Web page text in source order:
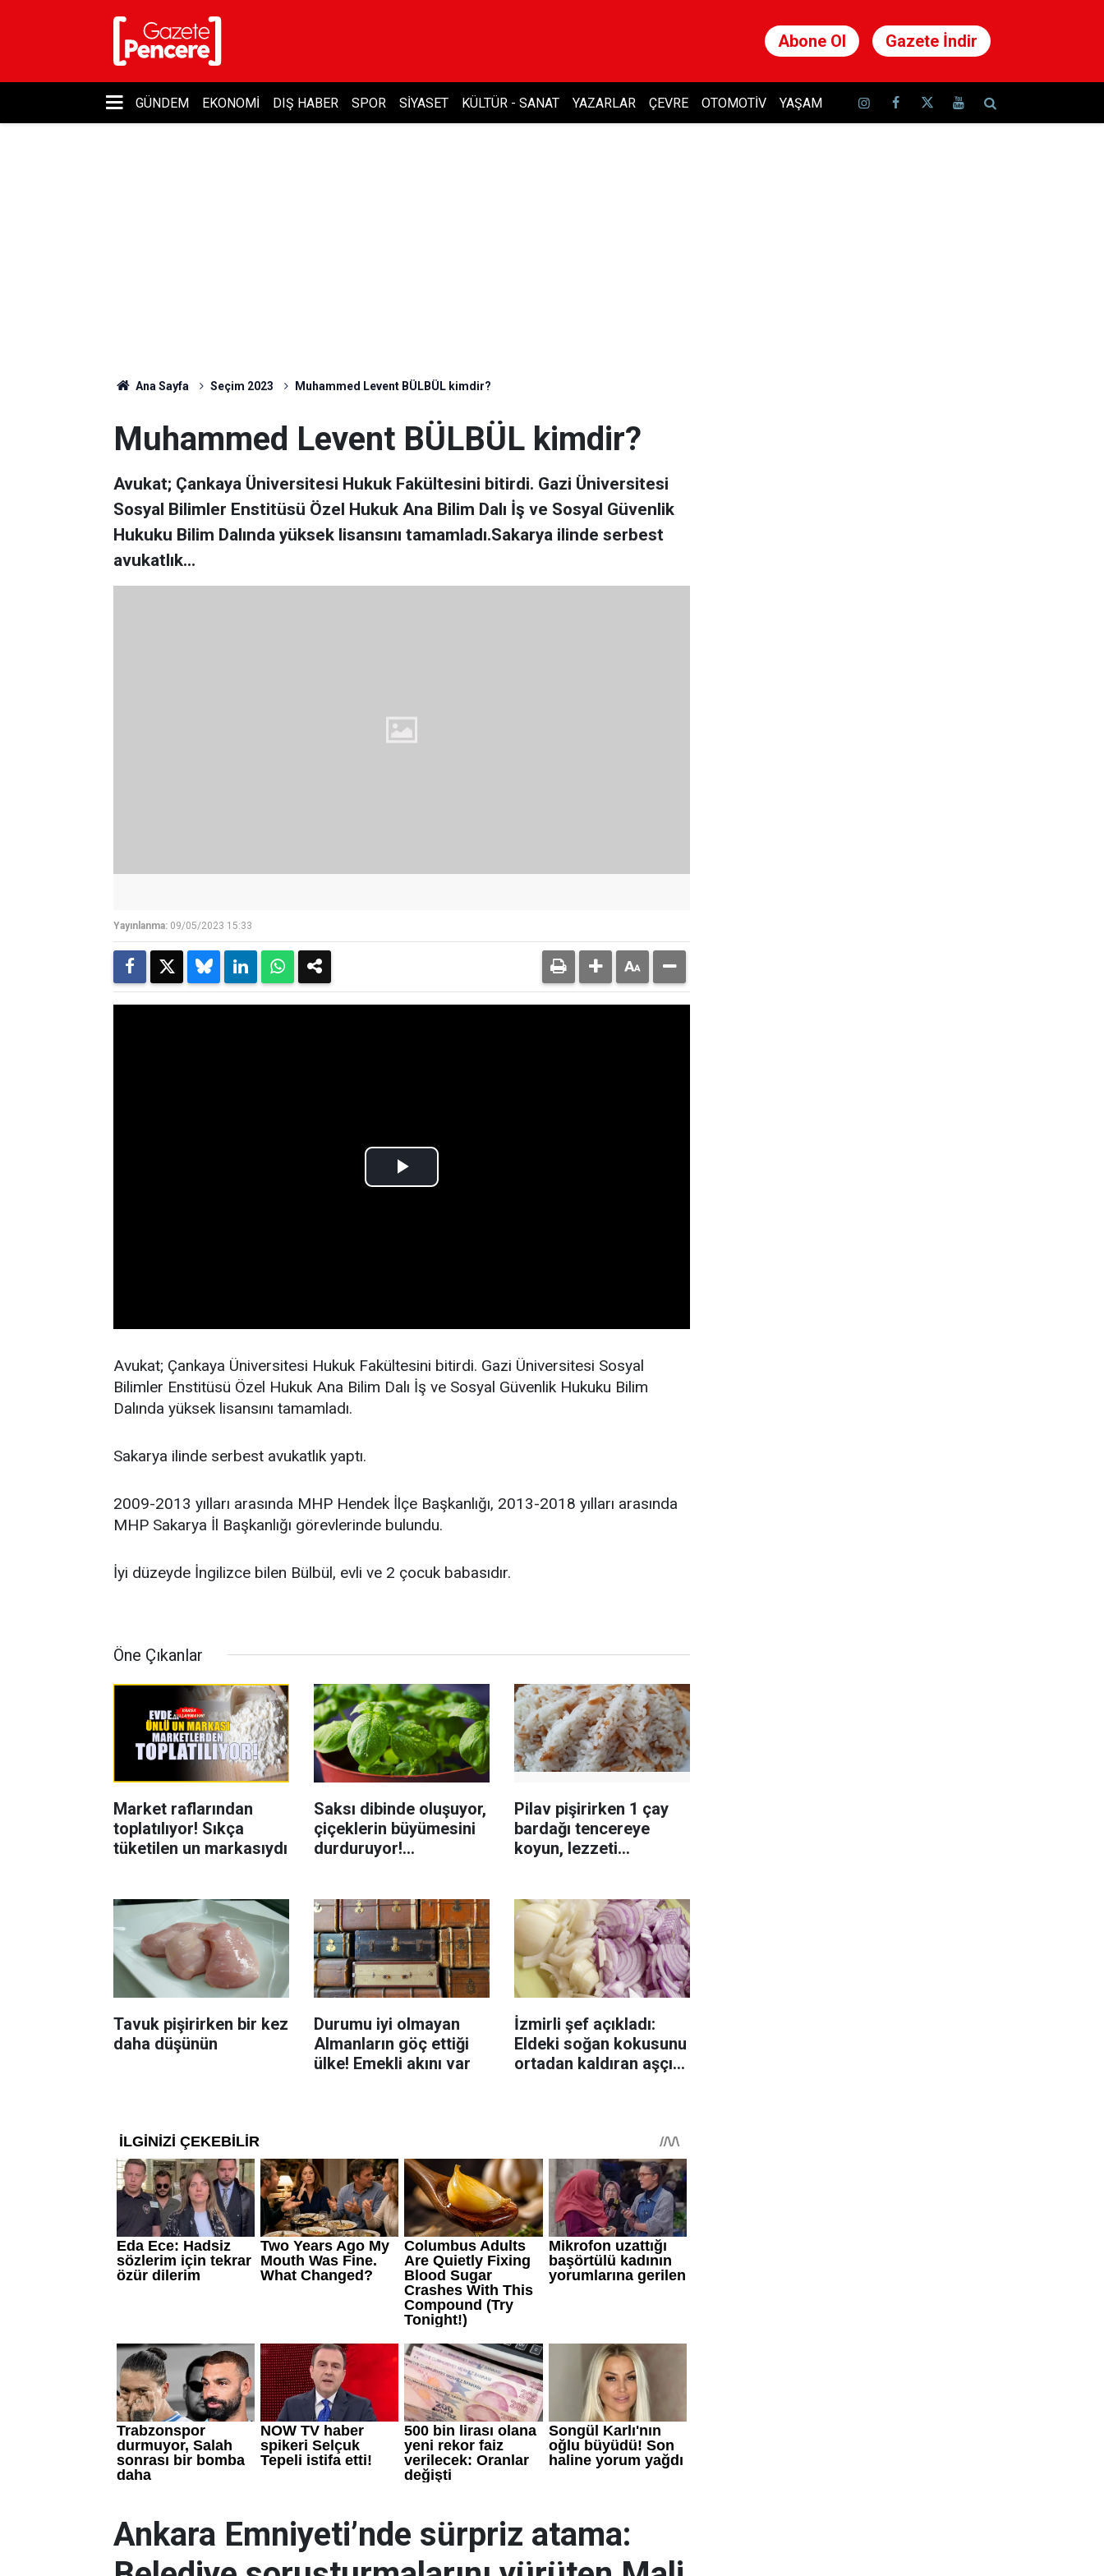
Abone Ol Gazete İndir
GÜNDEM EKONOMI DIŞ HABER SPOR SIYASET KÜLTÜR - SANAT YAZARLAR ÇEVRE OTOMOTIV YAŞAM
Ana Sayfa Seçim 2023 Muhammed Levent BÜLBÜL kimdir?
Muhammed Levent BÜLBÜL kimdir?
Avukat; Çankaya Üniversitesi Hukuk Fakültesini bitirdi. Gazi Üniversitesi
Sosyal Bilimler Enstitüsü Özel Hukuk Ana Bilim Dalı İş ve Sosyal Güvenlik
Hukuku Bilim Dalında yüksek lisansını tamamladı.Sakarya ilinde serbest
avukatlık...
Yayınlanma: 09/05/2023 15:33
Avukat; Çankaya Üniversitesi Hukuk Fakültesini bitirdi. Gazi Üniversitesi Sosyal
Bilimler Enstitüsü Özel Hukuk Ana Bilim Dalı İş ve Sosyal Güvenlik Hukuku Bilim
Dalında yüksek lisansını tamamladı.
Sakarya ilinde serbest avukatlık yaptı.
2009-2013 yılları arasında MHP Hendek İlçe Başkanlığı, 2013-2018 yılları arasında
MHP Sakarya İl Başkanlığı görevlerinde bulundu.
İyi düzeyde İngilizce bilen Bülbül, evli ve 2 çocuk babasıdır.
Öne Çıkanlar
Market raflarından
toplatılıyor! Sıkça
tüketilen un markasıydı
Saksı dibinde oluşuyor,
çiçeklerin büyümesini
durduruyor!
Pilav pişirirken 1 çay
bardağı tencereye
koyun, lezzeti
Tavuk pişirirken bir kez
daha düşünün
Durumu iyi olmayan
Almanların göç ettiği
ülke! Emekli akını var
İzmirli şef açıkladı:
Eldeki soğan kokusunu
ortadan kaldıran aşçı
Ankara Emniyeti’nde sürpriz atama: